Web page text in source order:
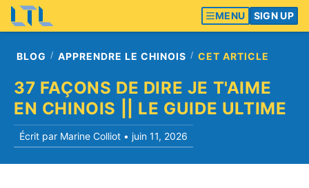
MENU SIGN UP
BLOG APPRENDRE LE CHINOIS CET ARTICLE
37 FAÇONS DE DIRE JE T'AIME
EN CHINOIS || LE GUIDE ULTIME
Écrit par Marine Colliot • juin 11, 2026